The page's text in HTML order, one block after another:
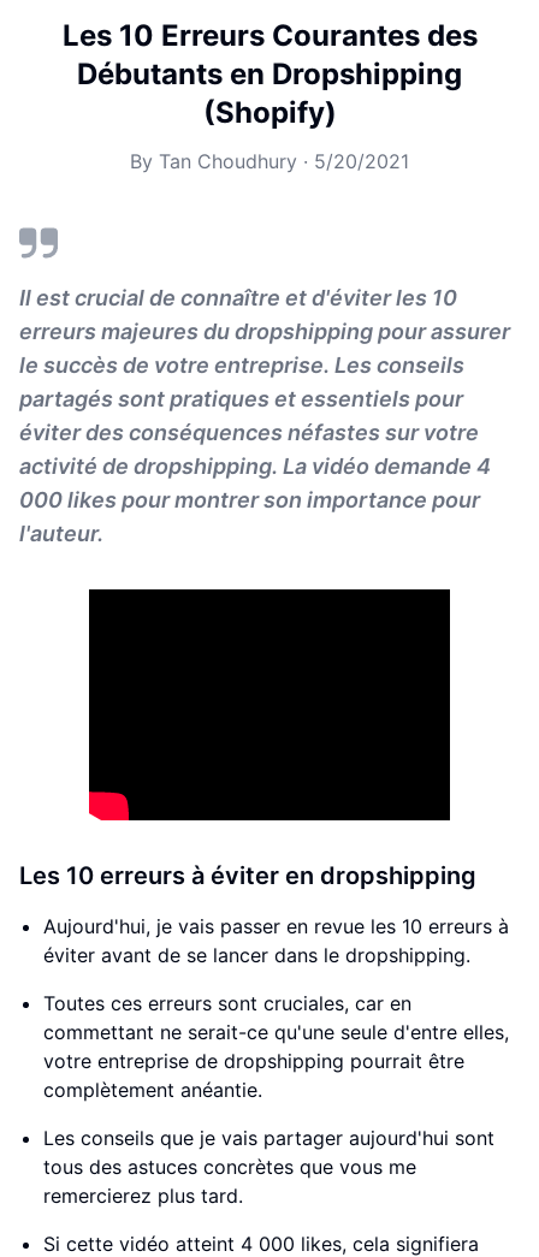
Les 10 Erreurs Courantes des
Débutants en Dropshipping
(Shopify)
By Tan Choudhury · 5/20/2021
Il est crucial de connaître et d'éviter les 10
erreurs majeures du dropshipping pour assurer
le succès de votre entreprise. Les conseils
partagés sont pratiques et essentiels pour
éviter des conséquences néfastes sur votre
activité de dropshipping. La vidéo demande 4
000 likes pour montrer son importance pour
l'auteur.
Les 10 erreurs à éviter en dropshipping
Aujourd'hui, je vais passer en revue les 10 erreurs à
éviter avant de se lancer dans le dropshipping.
Toutes ces erreurs sont cruciales, car en
commettant ne serait-ce qu'une seule d'entre elles,
votre entreprise de dropshipping pourrait être
complètement anéantie.
Les conseils que je vais partager aujourd'hui sont
tous des astuces concrètes que vous me
remercierez plus tard.
Si cette vidéo atteint 4 000 likes, cela signifiera